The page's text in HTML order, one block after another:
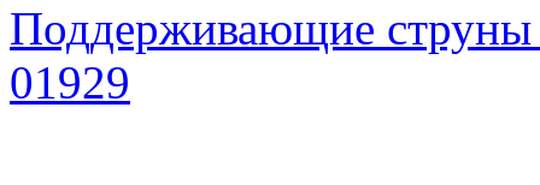
Поддерживающие
01929